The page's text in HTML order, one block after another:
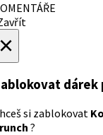
dárek
si zablokovat
?